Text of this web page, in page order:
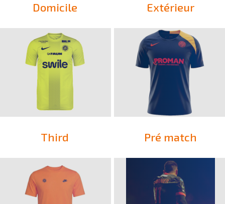
Domicile Extérieur
Third Pré match